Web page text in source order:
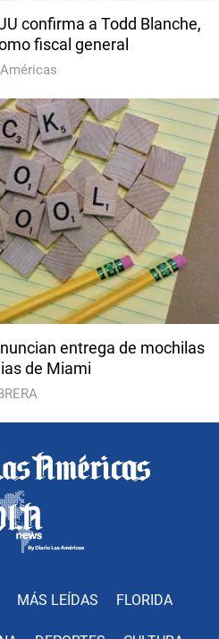
confirma a Todd Blanche,
fiscal general
entrega de mochilas
de Miami
MÁS LEÍDAS FLORIDA